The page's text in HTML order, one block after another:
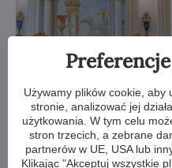
Wybrałeś żyrandol z naszej
zmienić? Możemy
zmienić ramiona, zmienić
łańcuch - możliwości są
klientów z najwyższą
rodzaju modyfikacje. Jeśli to
wykonać żyrandol
Używamy plików cookie, aby
stronie, analizować jej
użytkowania. W tym celu
stron trzecich, a zebrane
partnerów w UE, USA lub
Klikając "Akceptuj wszystkie